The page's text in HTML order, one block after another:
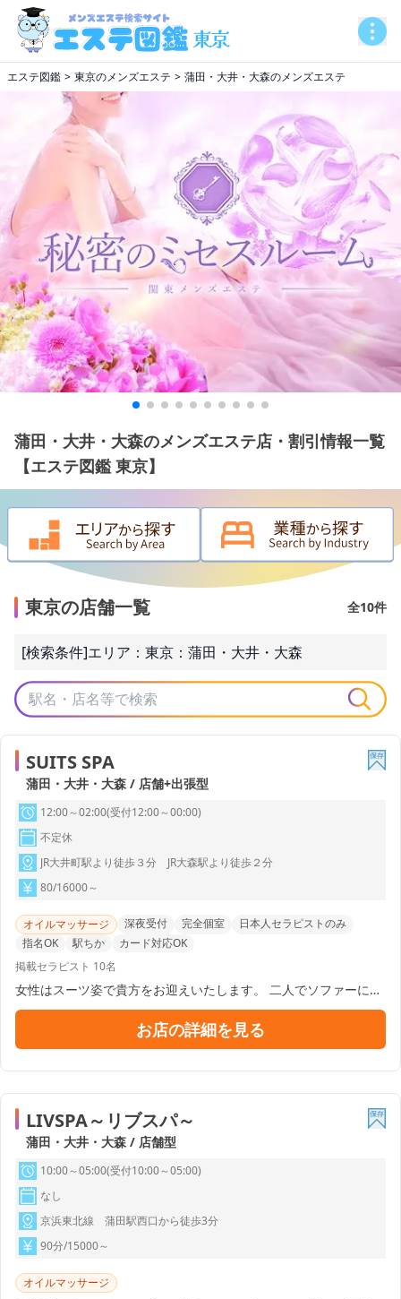
エステ図鑑 東京のメンズエステ 蒲田・大井・大森のメンズエステ
蒲田・大井・大森のメンズエステ店・割引情報一覧
【エステ図鑑 東京】
東京の店舗一覧 全10件
[検索条件]エリア： 東京 ： 蒲田・大井・大森
SUITS SPA
蒲田・大井・大森 / 店舗+出張型
12:00～02:00(受付12:00～00:00)
不定休
JR大井町駅より徒歩３分 JR大森駅より徒歩２分
80/16000～
オイルマッサージ 深夜受付 完全個室
日本人セラピストのみ
指名OK
駅ちか
カード対応OK
掲載セラピスト 10名
女性はスーツ姿で貴方をお迎えいたします。 二人でソファーに座
り施術について打ち合わせをして下さい。 施術前のシャワーを浴
びて頂き、その間に女性は施術着に着替えます。 シャワーを浴び
たら紙パンツを着用して頂き背面から施術開始となります。 高級
スに含まれております。 施術後は再びシャワーにてジェルを流し
てください。 水溶性のジェルを使用しているので簡単に流すこと
が出来ます。
お店の詳細を見る
LIVSPA～リブスパ～
蒲田・大井・大森 / 店舗型
10:00～05:00(受付10:00～05:00)
なし
京浜東北線 蒲田駅西口から徒歩3分
90分/15000～
オイルマッサージ